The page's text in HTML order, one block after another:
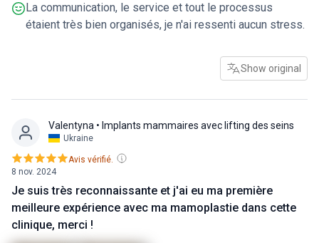
service / tout au plus haut niveau. Il est très pratique qu'ils
organisent un transfert. Un merci particulier aux assistantes
attentionnées. Je vous souhaite du succès et espère 🤞
vous revoir à l'avenir 😉 Olga d'Ukraine 🇺🇦 avec mes
meilleures salutations
La communication, le service et tout le processus
étaient très bien organisés, je n'ai ressenti aucun stress.
Show original
Valentyna • Implants mammaires avec lifting des seins
Ukraine
8 nov. 2024
Avis vérifié.
Je suis très reconnaissante et j'ai eu ma première
meilleure expérience avec ma mamoplastie dans cette
clinique, merci !